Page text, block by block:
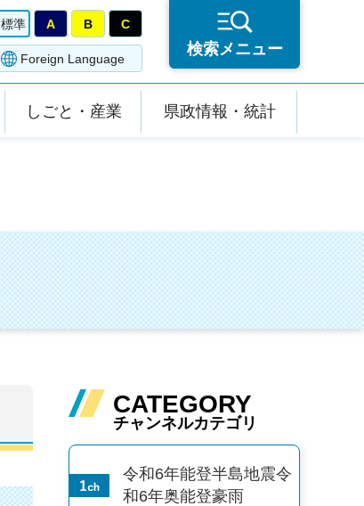
標準 A B C
Foreign Language
検索メニュー
しごと・産業 県政情報・統計
CATEGORY
チャンネルカテゴリ
令和6年能登半島地震令
和6年奥能登豪雨